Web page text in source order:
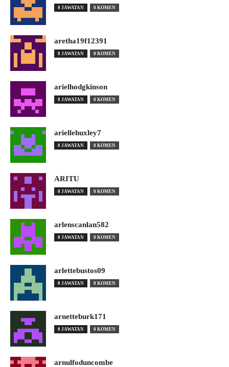
0 JAWATAN 0 KOMEN
aretha19f12391
0 JAWATAN 0 KOMEN
arielhodgkinson
0 JAWATAN 0 KOMEN
ariellehuxley7
0 JAWATAN 0 KOMEN
ARITU
0 JAWATAN 0 KOMEN
arlenscanlan582
0 JAWATAN 0 KOMEN
arlettebustos09
0 JAWATAN 0 KOMEN
arnetteburk171
0 JAWATAN 0 KOMEN
arnulfoduncombe